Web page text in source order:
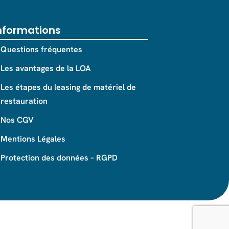
Questions fréquentes
Les avantages de la LOA
Les étapes du leasing de matériel de
restauration
Nos CGV
Mentions Légales
Protection des données – RGPD